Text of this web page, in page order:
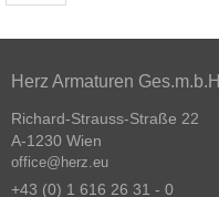
Herz Armaturen Ges.m.b.H
Richard-Strauss-Straße 22
A-1230 Wien
office@herz.eu
+43 (0) 1 616 26 31 - 0